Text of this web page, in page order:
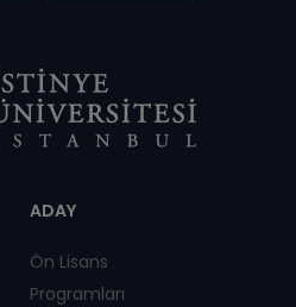
ADAY
Ön Lisans
Programları